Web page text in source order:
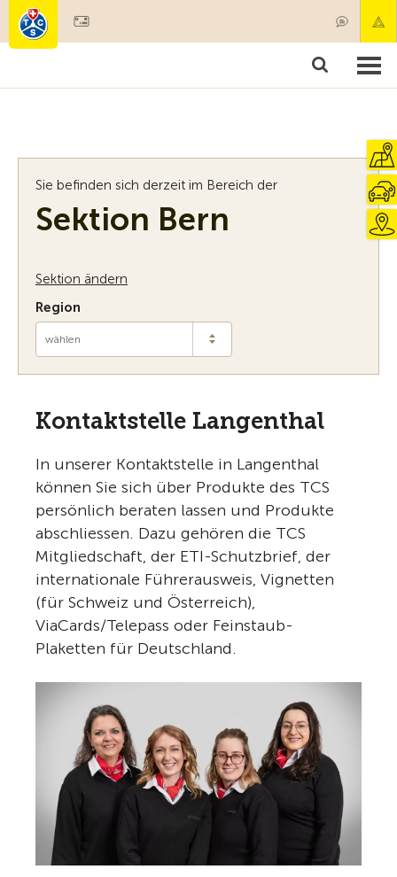
Mitgliedschaft & Leistungen
Sie befinden sich derzeit im Bereich der
Sektion Bern
Sektion ändern
Region
wählen
Kontaktstelle Langenthal
In unserer Kontaktstelle in Langenthal
können Sie sich über Produkte des TCS
persönlich beraten lassen und Produkte
abschliessen. Dazu gehören die TCS
Mitgliedschaft, der ETI-Schutzbrief, der
internationale Führerausweis, Vignetten
(für Schweiz und Österreich),
ViaCards/Telepass oder Feinstaub-
Plaketten für Deutschland.